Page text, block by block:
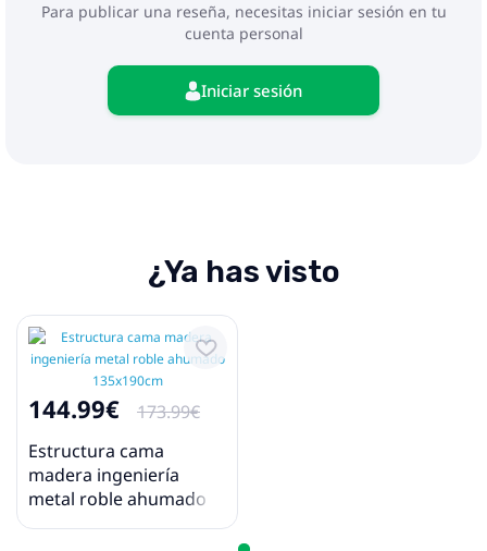
Para publicar una reseña, necesitas iniciar sesión en tu
cuenta personal
Iniciar sesión
¿Ya has visto
144.99€
173.99€
Estructura cama
madera ingeniería
metal roble ahumado
135x190cm